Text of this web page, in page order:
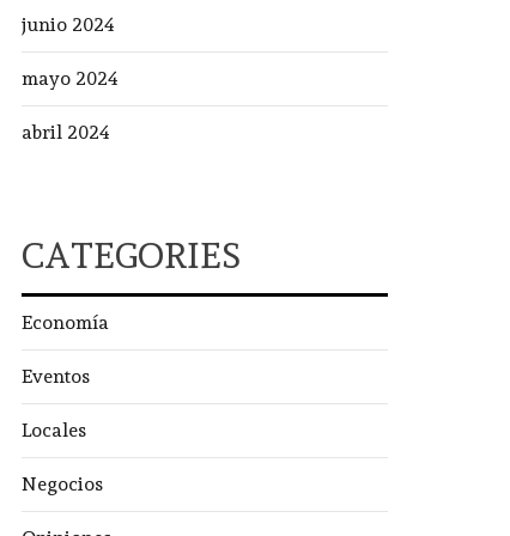
junio 2024
mayo 2024
abril 2024
CATEGORIES
Economía
Eventos
Locales
Negocios